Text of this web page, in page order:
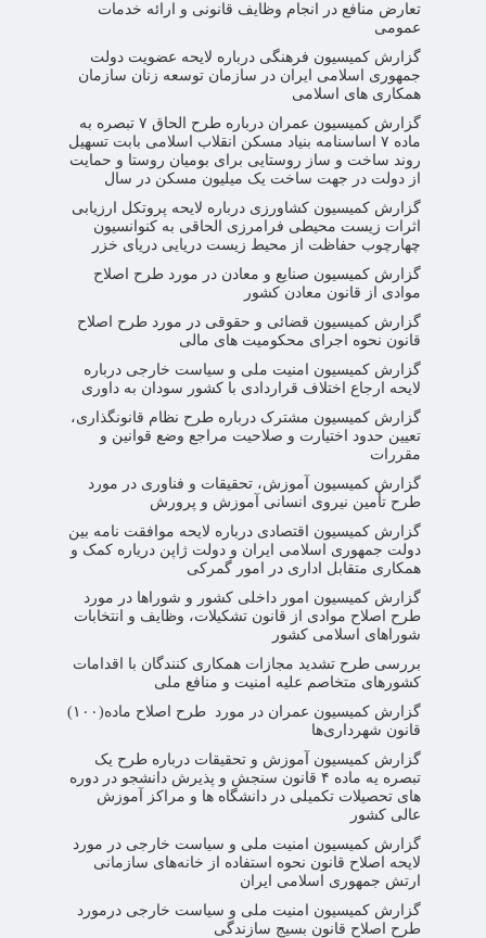
تعارض منافع در انجام وظایف قانونی و ارائه خدمات
عمومی
گزارش کمیسیون فرهنگی درباره لایحه عضویت دولت
جمهوری اسلامی ایران در سازمان توسعه زنان سازمان
همکاری های اسلامی
گزارش کمیسیون عمران درباره طرح الحاق ۷ تبصره به
ماده ۷ اساسنامه بنیاد مسکن انقلاب اسلامی بابت تسهیل
روند ساخت و ساز روستایی برای بومیان روستا و حمایت
از دولت در جهت ساخت یک میلیون مسکن در سال
گزارش کمیسیون کشاورزی درباره لایحه پروتکل ارزیابی
اثرات زیست محیطی فرامرزی الحاقی به کنوانسیون
چهارچوب حفاظت از محیط زیست دریایی دریای خزر
گزارش کمیسیون صنایع و معادن در مورد طرح اصلاح
موادی از قانون معادن کشور
گزارش کمیسیون قضائی و حقوقی در مورد طرح اصلاح
قانون نحوه اجرای محکومیت های مالی
گزارش کمیسیون امنیت ملی و سیاست خارجی درباره
لایحه ارجاع اختلاف قراردادی با کشور سودان به داوری
گزارش کمیسیون مشترک درباره طرح نظام قانونگذاری،
تعیین حدود اختیارت و صلاحیت مراجع وضع قوانین و
مقررات
گزارش کمیسیون آموزش، تحقیقات و فناوری در مورد
طرح تأمین نیروی انسانی آموزش و پرورش
گزارش کمیسیون اقتصادی درباره لایحه موافقت نامه بین
دولت جمهوری اسلامی ایران و دولت ژاپن دریاره کمک و
همکاری متقابل اداری در امور گمرکی
گزارش کمیسیون امور داخلی کشور و شوراها در مورد
طرح اصلاح موادی از قانون تشکیلات، وظایف و انتخابات
شوراهای اسلامی کشور
بررسی طرح تشدید مجازات همکاری کنندگان با اقدامات
کشورهای متخاصم علیه امنیت و منافع ملی
گزارش کمیسیون عمران در مورد طرح اصلاح ماده(۱۰۰)
قانون شهرداری‌ها
گزارش کمیسیون آموزش و تحقیقات درباره طرح یک
تبصره یه ماده ۴ قانون سنجش و پذیرش دانشجو در دوره
های تحصیلات تکمیلی در دانشگاه ها و مراکز آموزش
عالی کشور
گزارش کمیسیون امنیت ملی و سیاست خارجی در مورد
لایحه اصلاح قانون نحوه استفاده از خانه‌های سازمانی
ارتش جمهوری اسلامی ایران
گزارش کمیسیون امنیت ملی و سیاست خارجی درمورد
طرح اصلاح قانون بسیج سازندگی